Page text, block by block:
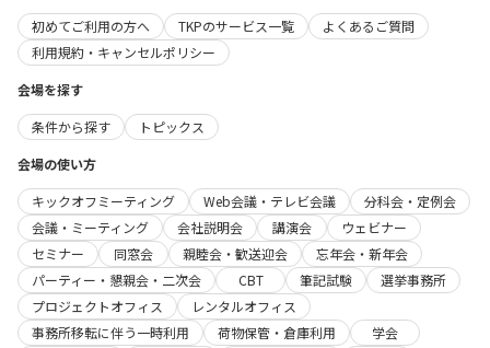
初めてご利用の方へ
TKPのサービス一覧
よくあるご質問
利用規約・キャンセルポリシー
会場を探す
条件から探す
トピックス
会場の使い方
キックオフミーティング
Web会議・テレビ会議
分科会・定例会
会議・ミーティング
会社説明会 講演会
ウェビナー
セミナー
同窓会 親睦会・歓送迎会
忘年会・新年会
パーティー・懇親会・二次会
CBT 筆記試験
選挙事務所
プロジェクトオフィス
レンタルオフィス
事務所移転に伴う一時利用
荷物保管・倉庫利用
学会